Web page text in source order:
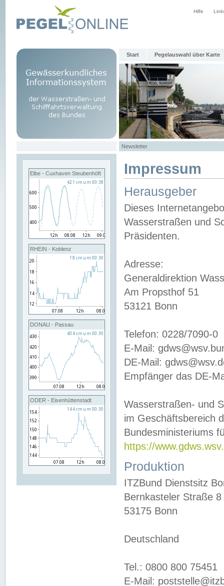
Hilfe
Start Pegelauswahl über Karte
Newsletter
Elbe - Cuxhaven Steubenhöft
RHEIN - Koblenz
DONAU - Passau
ODER - Eisenhüttenstadt
Impressum
Herausgeber
Dieses
Wasserstraßen und
Präsidenten.
Adresse:
Generaldirektion
Am Propsthof 51
53121 Bonn
Telefon: 0228/7090-0
E-Mail:
DE-Mail:
Empfänger das DE-
Wasserstraßen- und
im Geschäftsbereich
Bundesministeriums
https://
Produktion
ITZBund Dienstsitz
Bernkasteler Straße 8
53175 Bonn
Deutschland
Tel.: 0800 800 75451
E-Mail: